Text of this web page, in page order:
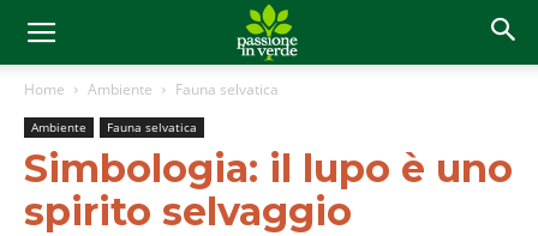
Home Ambiente Fauna selvatica
Ambiente Fauna selvatica
Simbologia: il lupo è uno
spirito selvaggio